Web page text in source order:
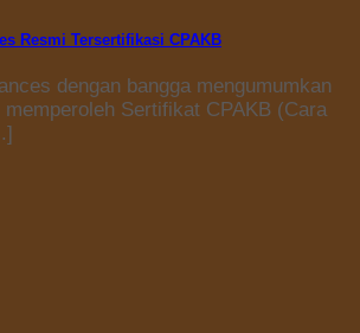
Resmi Tersertifikasi CPAKB
dengan bangga mengumumkan
Sertifikat CPAKB (Cara